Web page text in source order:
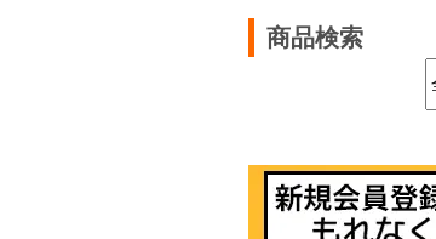
商品検索